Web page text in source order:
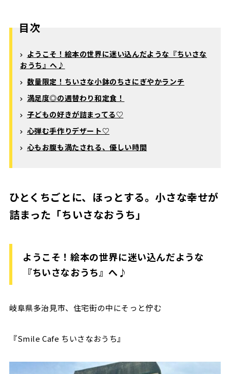
目次
ようこそ！絵本の世界に迷い込んだような『ちいさな
おうち』へ♪
数量限定！ちいさな小鉢のちさにぎやかランチ
満足度◎の週替わり和定食！
子どもの好きが詰まってる♡
心弾む手作りデザート♡
心もお腹も満たされる、優しい時間
ひとくちごとに、ほっとする。小さな幸せが
詰まった「ちいさなおうち」
ようこそ！絵本の世界に迷い込んだような
『ちいさなおうち』へ♪
岐阜県多治見市、住宅街の中にそっと佇む
『Smile Cafe ちいさなおうち』